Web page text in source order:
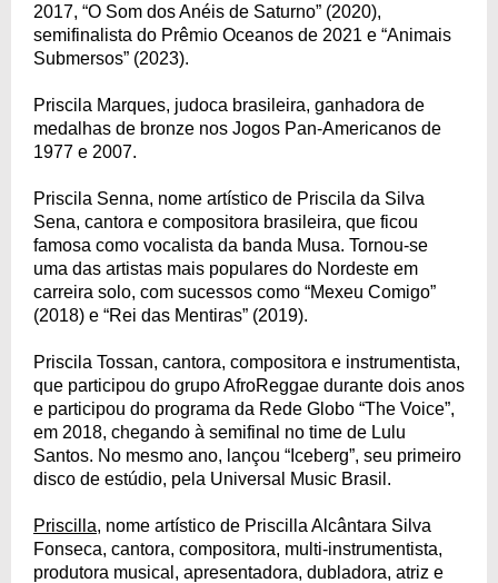
2017, “O Som dos Anéis de Saturno” (2020),
semifinalista do Prêmio Oceanos de 2021 e “Animais
Submersos” (2023).
Priscila Marques, judoca brasileira, ganhadora de
medalhas de bronze nos Jogos Pan-Americanos de
1977 e 2007.
Priscila Senna, nome artístico de Priscila da Silva
Sena, cantora e compositora brasileira, que ficou
famosa como vocalista da banda Musa. Tornou-se
uma das artistas mais populares do Nordeste em
carreira solo, com sucessos como “Mexeu Comigo”
(2018) e “Rei das Mentiras” (2019).
Priscila Tossan, cantora, compositora e instrumentista,
que participou do grupo AfroReggae durante dois anos
e participou do programa da Rede Globo “The Voice”,
em 2018, chegando à semifinal no time de Lulu
Santos. No mesmo ano, lançou “Iceberg”, seu primeiro
disco de estúdio, pela Universal Music Brasil.
Priscilla, nome artístico de Priscilla Alcântara Silva
Fonseca, cantora, compositora, multi-instrumentista,
produtora musical, apresentadora, dubladora, atriz e